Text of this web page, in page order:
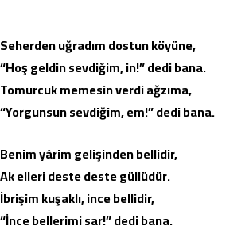
Seherden uğradım dostun köyüne,
“Hoş geldin sevdiğim, in!” dedi bana.
Tomurcuk memesin verdi ağzıma,
“Yorgunsun sevdiğim, em!” dedi bana.
Benim yârim gelişinden bellidir,
Ak elleri deste deste güllüdür.
İbrişim kuşaklı, ince bellidir,
“İnce bellerimi sar!” dedi bana.